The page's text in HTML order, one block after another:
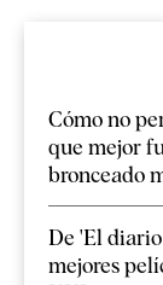
Cómo no
que mejor
bronceado
De 'El
mejores